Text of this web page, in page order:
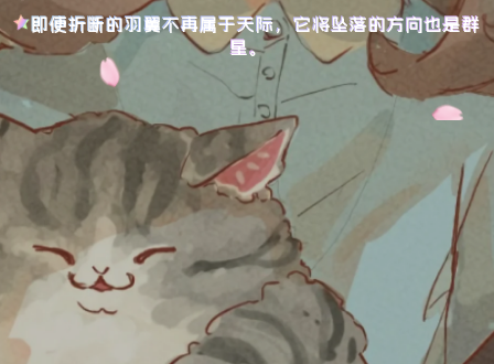
即便折断的羽翼不再属于天际，它将坠落的方向也是群
星。